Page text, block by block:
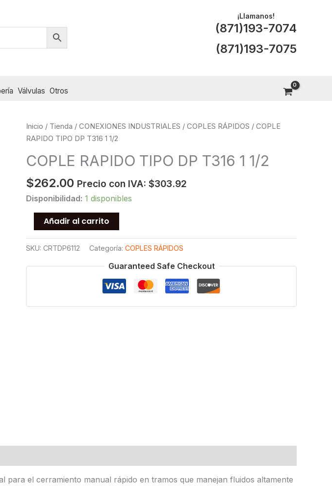
¡Llamanos!
(871)193-7074
(871)193-7075
Válvulas Otros
Inicio / Tienda / CONEXIONES INDUSTRIALES / COPLES RÁPIDOS / COPLE
RAPIDO TIPO DP T316 1 1/2
COPLE RAPIDO TIPO DP T316 1 1/2
$262.00 Precio con IVA: $303.92
Disponibilidad: 1 disponibles
COPLE
RAPIDO
T316
cantidad
Añadir al carrito
SKU: CRTDP6112 Categoría: COPLES RÁPIDOS
Guaranteed Safe Checkout
para el cerramiento manual rápido en tramos que manejan fluidos altamente